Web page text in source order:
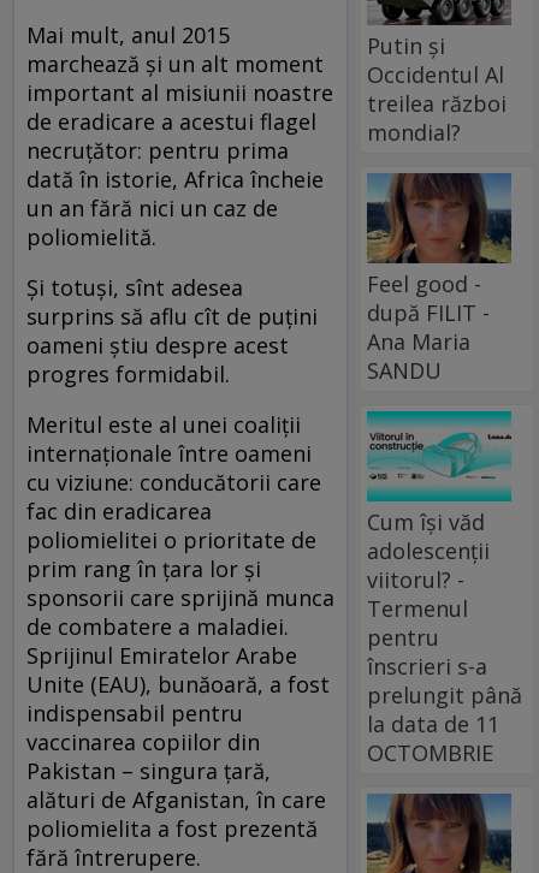
Mai mult, anul 2015
marchează și un alt moment
important al misiunii noastre
de eradicare a acestui flagel
necruțător: pentru prima
dată în istorie, Africa încheie
un an fără nici un caz de
poliomielită.
Și totuși, sînt adesea
surprins să aflu cît de puțini
oameni știu despre acest
progres formidabil.
Meritul este al unei coaliții
internațio­na­le între oameni
cu viziune: conducătorii care
fac din eradicarea
poliomielitei o prioritate de
prim rang în țara lor și
sponsorii care sprijină munca
de comba­tere a maladiei.
Sprijinul Emiratelor Arabe
Unite (EAU), bunăoară, a fost
indispensabil pentru
vaccinarea copiilor din
Pakistan – singura țară,
alături de Afganistan, în care
poliomielita a fost prezentă
fără întrerupere.
Putin și
Occidentul Al
treilea război
mondial?
Feel good -
după FILIT -
Ana Maria
SANDU
Cum își văd
adolescenții
viitorul? -
Termenul
pentru
înscrieri s-a
prelungit până
la data de 11
OCTOMBRIE